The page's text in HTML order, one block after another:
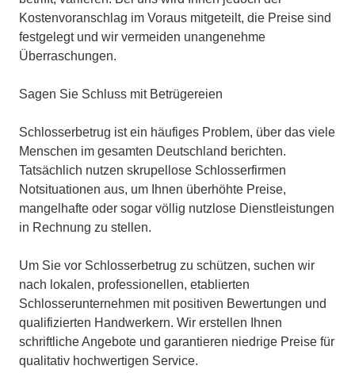
Kostenvoranschlag im Voraus mitgeteilt, die Preise sind
festgelegt und wir vermeiden unangenehme
Überraschungen.
Sagen Sie Schluss mit Betrügereien
Schlosserbetrug ist ein häufiges Problem, über das viele
Menschen im gesamten Deutschland berichten.
Tatsächlich nutzen skrupellose Schlosserfirmen
Notsituationen aus, um Ihnen überhöhte Preise,
mangelhafte oder sogar völlig nutzlose Dienstleistungen
in Rechnung zu stellen.
Um Sie vor Schlosserbetrug zu schützen, suchen wir
nach lokalen, professionellen, etablierten
Schlosserunternehmen mit positiven Bewertungen und
qualifizierten Handwerkern. Wir erstellen Ihnen
schriftliche Angebote und garantieren niedrige Preise für
qualitativ hochwertigen Service.